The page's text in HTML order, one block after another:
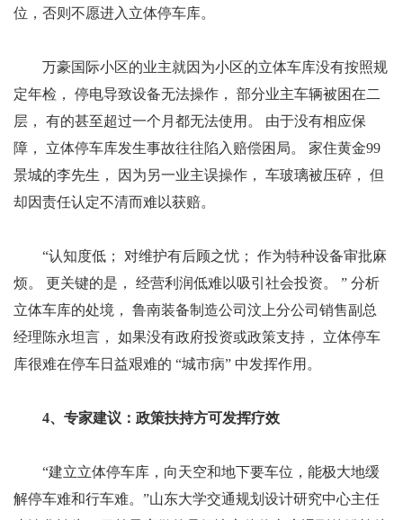
位，否则不愿进入立体停车库。
万豪国际小区的业主就因为小区的立体车库没有按照规
定年检， 停电导致设备无法操作， 部分业主车辆被困在二
层， 有的甚至超过一个月都无法使用。 由于没有相应保
障， 立体停车库发生事故往往陷入赔偿困局。 家住黄金99
景城的李先生， 因为另一业主误操作， 车玻璃被压碎， 但
却因责任认定不清而难以获赔。
“认知度低； 对维护有后顾之忧； 作为特种设备审批麻
烦。 更关键的是， 经营利润低难以吸引社会投资。 ” 分析
立体车库的处境， 鲁南装备制造公司汶上分公司销售副总
经理陈永坦言， 如果没有政府投资或政策支持， 立体停车
库很难在停车日益艰难的 “城市病” 中发挥作用。
4、专家建议：政策扶持方可发挥疗效
“建立立体停车库，向天空和地下要车位，能极大地缓
解停车难和行车难。”山东大学交通规划设计研究中心主任